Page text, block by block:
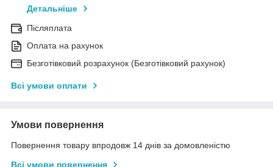
Детальніше
Післяплата
Оплата на рахунок
Безготівковий розрахунок (Безготівковий рахунок)
Всі умови оплати
Умови повернення
Повернення товару впродовж 14 днів за домовленістю
Всі умови повернення